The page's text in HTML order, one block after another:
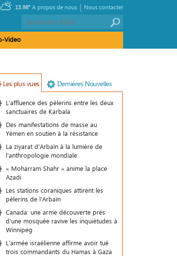
13.98° Nous contacter
|
A propos de nous
Video
Les plus vues Demiéres Nouvelles
L'affluence des pèlerins entre les deux
sanctuaires de Karbala
Des manifestations de masse au
Yémen en soutien à la résistance
La ziyarat d'Arbaïn à la lumière de
l'anthropologie mondiale
« Moharram Shahr » anime la place
Azadi
Les stations coraniques attirent les
pèlerins de l'Arbaïn
Canada: une arme découverte près
d'une mosquée ravive les inquiétudes à
Winnipeg
L'armée israélienne affirme avoir tué
trois commandants du Hamas à Gaza